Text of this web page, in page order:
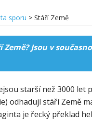
sporu > Stáří Země
Jsou v
starší než 3000 let
odhadují stáří Země
je řecký překlad